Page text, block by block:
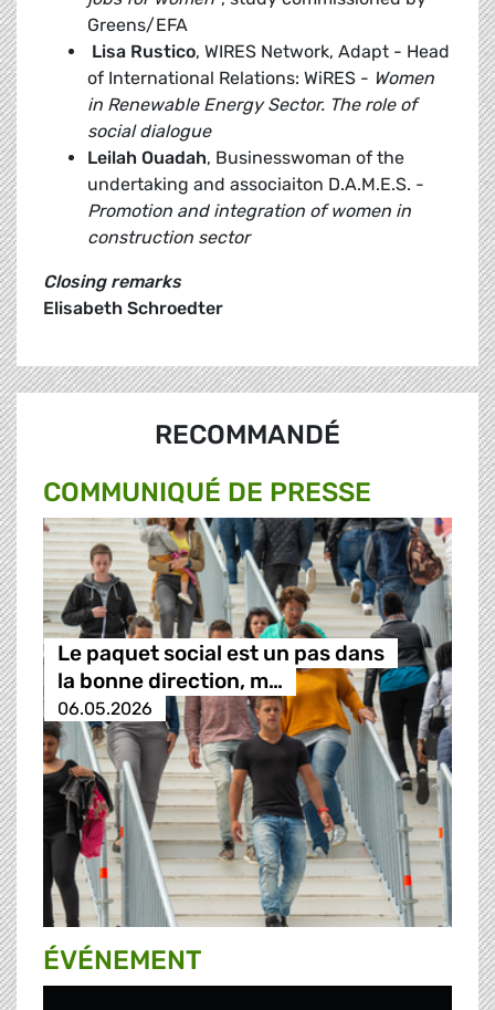
Greens/EFA
Lisa Rustico, WIRES Network, Adapt - Head
of International Relations: WiRES - Women
in Renewable Energy Sector. The role of
social dialogue
Leilah Ouadah, Businesswoman of the
undertaking and associaiton D.A.M.E.S. -
Promotion and integration of women in
construction sector
Closing remarks
Elisabeth Schroedter
RECOMMANDÉ
COMMUNIQUÉ DE PRESSE
Le paquet social est un pas dans
la bonne direction, m…
06.05.2026
ÉVÉNEMENT